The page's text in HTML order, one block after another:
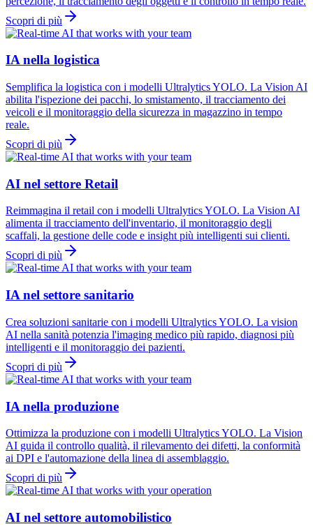
Scopri di più
IA nella logistica
Semplifica la logistica con i modelli Ultralytics YOLO. La Vision AI
abilita l'ispezione dei pacchi, lo smistamento, il tracciamento dei
veicoli e il monitoraggio della sicurezza in magazzino in tempo
reale.
Scopri di più
AI nel settore Retail
Reimmagina il retail con i modelli Ultralytics YOLO. La Vision AI
alimenta il tracciamento dell'inventario, il monitoraggio degli
scaffali, la gestione delle code e insight più intelligenti sui clienti.
Scopri di più
IA nel settore sanitario
Crea soluzioni sanitarie con i modelli Ultralytics YOLO. La vision
AI nella sanità potenzia l'imaging medico più rapido, diagnosi più
intelligenti e il monitoraggio dei pazienti.
Scopri di più
IA nella produzione
Ottimizza la produzione con i modelli Ultralytics YOLO. La Vision
AI guida il controllo qualità, il rilevamento dei difetti, la conformità
ai DPI e l'automazione della linea di assemblaggio.
Scopri di più
AI nel settore automobilistico